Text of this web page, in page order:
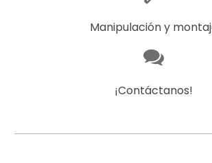
Manipulación y
¡Contáctanos!